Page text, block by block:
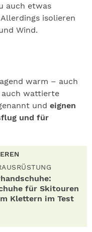
auch etwas
isolieren
Wind.
warm – auch
auch wattierte
und eignen
und für
für Skitouren
Klettern im Test